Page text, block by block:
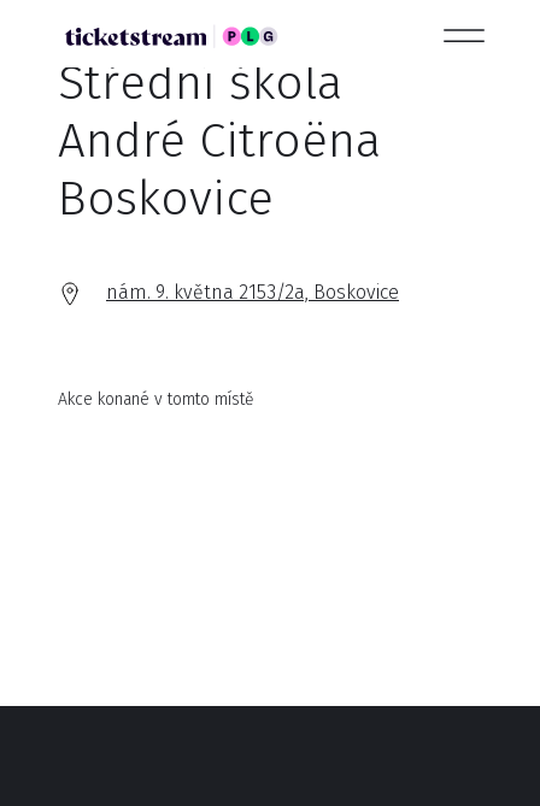
Střední škola
André Citroëna
Boskovice
nám. 9. května 2153/2a, Boskovice
Akce konané v tomto místě